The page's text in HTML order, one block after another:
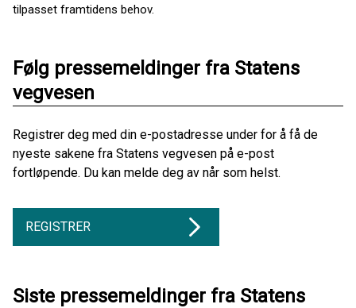
tilpasset framtidens behov.
Følg pressemeldinger fra Statens
vegvesen
Registrer deg med din e-postadresse under for å få de
nyeste sakene fra Statens vegvesen på e-post
fortløpende. Du kan melde deg av når som helst.
REGISTRER
Siste pressemeldinger fra Statens